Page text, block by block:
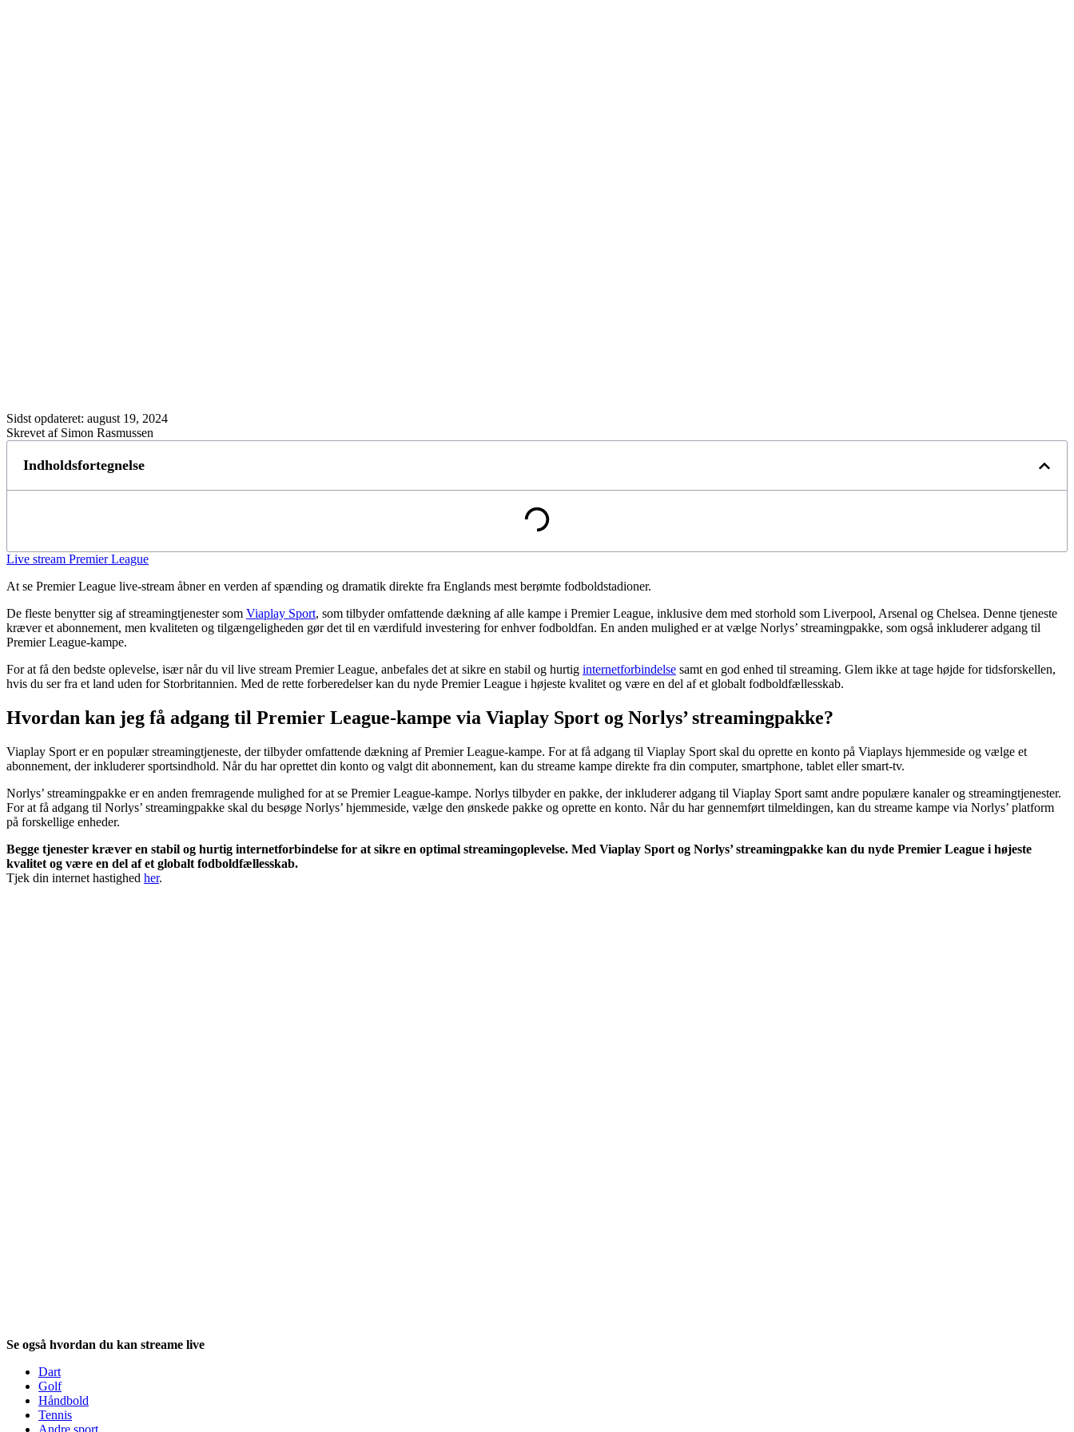
Sidst opdateret: august 19, 2024
Skrevet af Simon Rasmussen
Indholdsfortegnelse
Live stream Premier League
At se Premier League live-stream åbner en verden af spænding og dramatik direkte fra Englands mest berømte fodboldstadioner.
De fleste benytter sig af streamingtjenester som Viaplay Sport, som tilbyder omfattende dækning af alle kampe i Premier League, inklusive dem med storhold som Liverpool, Arsenal og Chelsea. Denne tjeneste
kræver et abonnement, men kvaliteten og tilgængeligheden gør det til en værdifuld investering for enhver fodboldfan. En anden mulighed er at vælge Norlys’ streamingpakke, som også inkluderer adgang til
Premier League-kampe.
For at få den bedste oplevelse, især når du vil live stream Premier League, anbefales det at sikre en stabil og hurtig internetforbindelse samt en god enhed til streaming. Glem ikke at tage højde for tidsforskellen,
hvis du ser fra et land uden for Storbritannien. Med de rette forberedelser kan du nyde Premier League i højeste kvalitet og være en del af et globalt fodboldfællesskab.
Hvordan kan jeg få adgang til Premier League-kampe via Viaplay Sport og Norlys’ streamingpakke?
Viaplay Sport er en populær streamingtjeneste, der tilbyder omfattende dækning af Premier League-kampe. For at få adgang til Viaplay Sport skal du oprette en konto på Viaplays hjemmeside og vælge et
abonnement, der inkluderer sportsindhold. Når du har oprettet din konto og valgt dit abonnement, kan du streame kampe direkte fra din computer, smartphone, tablet eller smart-tv.
Norlys’ streamingpakke er en anden fremragende mulighed for at se Premier League-kampe. Norlys tilbyder en pakke, der inkluderer adgang til Viaplay Sport samt andre populære kanaler og streamingtjenester.
For at få adgang til Norlys’ streamingpakke skal du besøge Norlys’ hjemmeside, vælge den ønskede pakke og oprette en konto. Når du har gennemført tilmeldingen, kan du streame kampe via Norlys’ platform
på forskellige enheder.
Begge tjenester kræver en stabil og hurtig internetforbindelse for at sikre en optimal streamingoplevelse. Med Viaplay Sport og Norlys’ streamingpakke kan du nyde Premier League i højeste
kvalitet og være en del af et globalt fodboldfællesskab.
Tjek din internet hastighed her.
Se også hvordan du kan streame live
Dart
Golf
Håndbold
Tennis